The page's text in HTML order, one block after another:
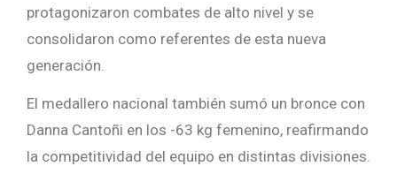
protagonizaron combates de alto nivel y se
consolidaron como referentes de esta nueva
generación.
El medallero nacional también sumó un bronce con
Danna Cantoñi en los -63 kg femenino, reafirmando
la competitividad del equipo en distintas divisiones.